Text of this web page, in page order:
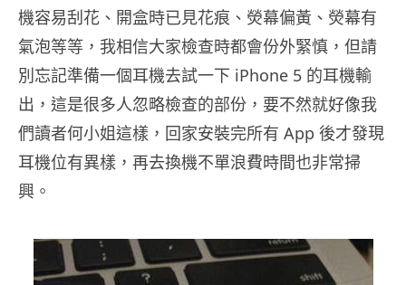
機容易刮花、開盒時已見花痕、熒幕偏黃、熒幕有
氣泡等等，我相信大家檢查時都會份外緊慎，但請
別忘記準備一個耳機去試一下 iPhone 5 的耳機輸
出，這是很多人忽略檢查的部份，要不然就好像我
們讀者何小姐這樣，回家安裝完所有 App 後才發現
耳機位有異樣，再去換機不單浪費時間也非常掃
興。